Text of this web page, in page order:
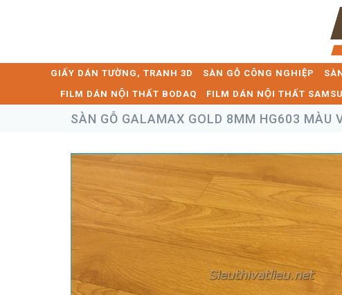
GIẤY DÁN TƯỜNG, TRANH 3D SÀN GỖ CÔNG NGHIỆP
FILM DÁN NỘI THẤT BODAQ
FILM DÁN NỘI THẤT
SÀN GỖ GALAMAX GOLD 8MM HG603 MÀU